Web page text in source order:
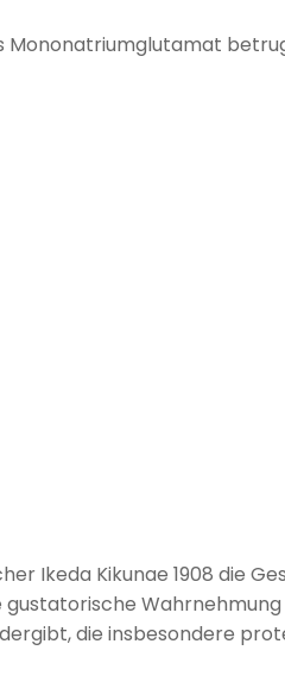
Ikeda Kikunae 1908 die
die insbesondere